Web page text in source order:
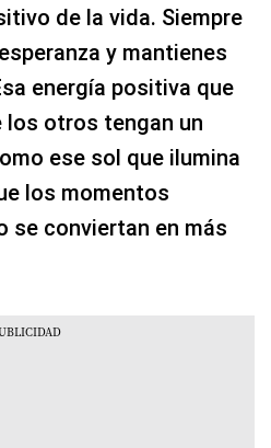
de la vida. Siempre
y mantienes
energía positiva que
los otros tengan un
ese sol que ilumina
los momentos
se conviertan en más